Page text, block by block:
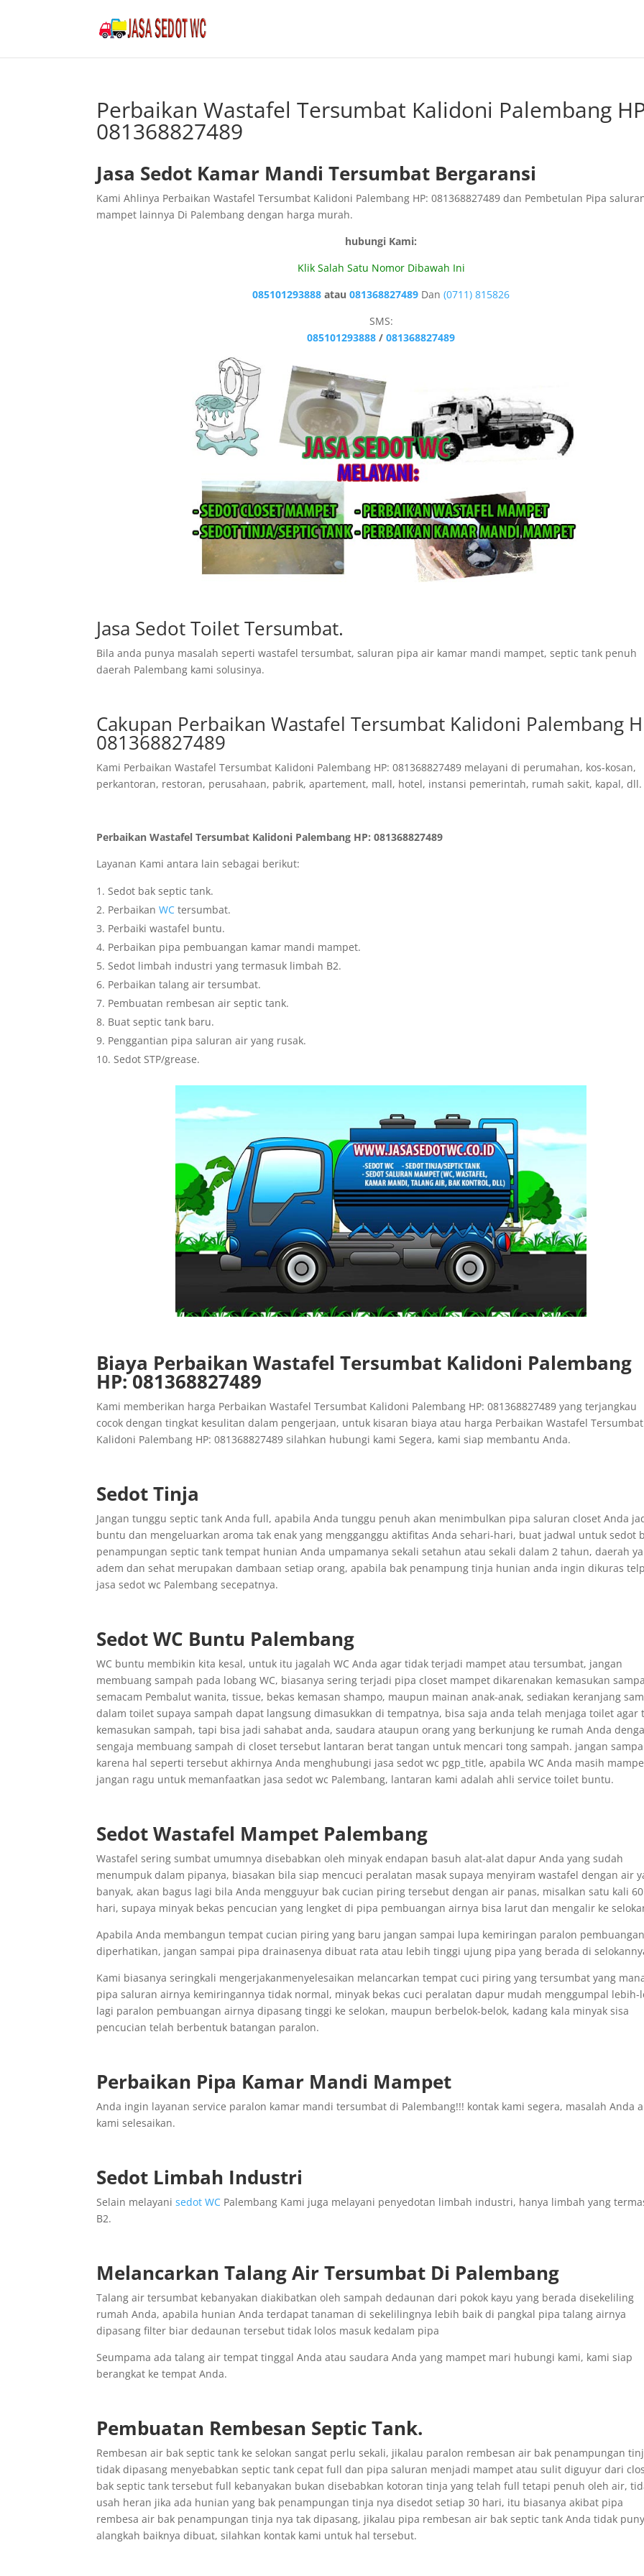
Perbaikan Wastafel Tersumbat Kalidoni Palembang
081368827489
Jasa Sedot Kamar Mandi Tersumbat Bergaransi
Kami Ahlinya Perbaikan Wastafel Tersumbat Kalidoni Palembang HP: 081368827489 dan Pembetulan Pipa
mampet lainnya Di Palembang dengan harga murah.
hubungi Kami:
Klik Salah Satu Nomor Dibawah Ini
085101293888 atau081368827489 Dan(0711) 815826
SMS:
085101293888 /081368827489
Jasa Sedot Toilet Tersumbat.
Bila anda punya masalah seperti wastafel tersumbat, saluran pipa air kamar mandi mampet, septic tank penuh
daerah Palembang kami solusinya.
Cakupan Perbaikan Wastafel Tersumbat Kalidoni Palembang
081368827489
Kami Perbaikan Wastafel Tersumbat Kalidoni Palembang HP: 081368827489 melayani di perumahan, kos-kosan,
perkantoran, restoran, perusahaan, pabrik, apartement, mall, hotel, instansi pemerintah, rumah sakit, kapal, dll.
Perbaikan Wastafel Tersumbat Kalidoni Palembang HP: 081368827489
Layanan Kami antara lain sebagai berikut:
Sedot bak septic tank.
PerbaikanWC tersumbat.
Perbaiki wastafel buntu.
Perbaikan pipa pembuangan kamar mandi mampet.
Sedot limbah industri yang termasuk limbah B2.
Perbaikan talang air tersumbat.
Pembuatan rembesan air septic tank.
Buat septic tank baru.
Penggantian pipa saluran air yang rusak.
Sedot STP/grease.
Biaya Perbaikan Wastafel Tersumbat Kalidoni Palembang
HP: 081368827489
Kami memberikan harga Perbaikan Wastafel Tersumbat Kalidoni Palembang HP: 081368827489 yang terjangkau
cocok dengan tingkat kesulitan dalam pengerjaan, untuk kisaran biaya atau harga Perbaikan Wastafel Tersumbat
Kalidoni Palembang HP: 081368827489 silahkan hubungi kami Segera, kami siap membantu Anda.
Sedot Tinja
Jangan tunggu septic tank Anda full, apabila Anda tunggu penuh akan menimbulkan pipa saluran closet Anda
buntu dan mengeluarkan aroma tak enak yang mengganggu aktifitas Anda sehari-hari, buat jadwal untuk sedot
penampungan septic tank tempat hunian Anda umpamanya sekali setahun atau sekali dalam 2 tahun, daerah
adem dan sehat merupakan dambaan setiap orang, apabila bak penampung tinja hunian anda ingin dikuras
jasa sedot wc Palembang secepatnya.
Sedot WC Buntu Palembang
WC buntu membikin kita kesal, untuk itu jagalah WC Anda agar tidak terjadi mampet atau tersumbat, jangan
membuang sampah pada lobang WC, biasanya sering terjadi pipa closet mampet dikarenakan kemasukan
semacam Pembalut wanita, tissue, bekas kemasan shampo, maupun mainan anak-anak, sediakan keranjang
dalam toilet supaya sampah dapat langsung dimasukkan di tempatnya, bisa saja anda telah menjaga toilet agar
kemasukan sampah, tapi bisa jadi sahabat anda, saudara ataupun orang yang berkunjung ke rumah Anda
sengaja membuang sampah di closet tersebut lantaran berat tangan untuk mencari tong sampah. jangan
karena hal seperti tersebut akhirnya Anda menghubungi jasa sedot wc pgp_title, apabila WC Anda masih
jangan ragu untuk memanfaatkan jasa sedot wc Palembang, lantaran kami adalah ahli service toilet buntu.
Sedot Wastafel Mampet Palembang
Wastafel sering sumbat umumnya disebabkan oleh minyak endapan basuh alat-alat dapur Anda yang sudah
menumpuk dalam pipanya, biasakan bila siap mencuci peralatan masak supaya menyiram wastafel dengan air
banyak, akan bagus lagi bila Anda mengguyur bak cucian piring tersebut dengan air panas, misalkan satu kali 60
hari, supaya minyak bekas pencucian yang lengket di pipa pembuangan airnya bisa larut dan mengalir ke
Apabila Anda membangun tempat cucian piring yang baru jangan sampai lupa kemiringan paralon
diperhatikan, jangan sampai pipa drainasenya dibuat rata atau lebih tinggi ujung pipa yang berada di
Kami biasanya seringkali mengerjakanmenyelesaikan melancarkan tempat cuci piring yang tersumbat yang
pipa saluran airnya kemiringannya tidak normal, minyak bekas cuci peralatan dapur mudah menggumpal lebih-
lagi paralon pembuangan airnya dipasang tinggi ke selokan, maupun berbelok-belok, kadang kala minyak sisa
pencucian telah berbentuk batangan paralon.
Perbaikan Pipa Kamar Mandi Mampet
Anda ingin layanan service paralon kamar mandi tersumbat di Palembang!!! kontak kami segera, masalah Anda
kami selesaikan.
Sedot Limbah Industri
Selain melayanisedot WC Palembang Kami juga melayani penyedotan limbah industri, hanya limbah yang
B2.
Melancarkan Talang Air Tersumbat Di Palembang
Talang air tersumbat kebanyakan diakibatkan oleh sampah dedaunan dari pokok kayu yang berada disekeliling
rumah Anda, apabila hunian Anda terdapat tanaman di sekelilingnya lebih baik di pangkal pipa talang airnya
dipasang filter biar dedaunan tersebut tidak lolos masuk kedalam pipa
Seumpama ada talang air tempat tinggal Anda atau saudara Anda yang mampet mari hubungi kami, kami siap
berangkat ke tempat Anda.
Pembuatan Rembesan Septic Tank.
Rembesan air bak septic tank ke selokan sangat perlu sekali, jikalau paralon rembesan air bak penampungan
tidak dipasang menyebabkan septic tank cepat full dan pipa saluran menjadi mampet atau sulit diguyur dari
bak septic tank tersebut full kebanyakan bukan disebabkan kotoran tinja yang telah full tetapi penuh oleh air,
usah heran jika ada hunian yang bak penampungan tinja nya disedot setiap 30 hari, itu biasanya akibat pipa
rembesa air bak penampungan tinja nya tak dipasang, jikalau pipa rembesan air bak septic tank Anda tidak
alangkah baiknya dibuat, silahkan kontak kami untuk hal tersebut.